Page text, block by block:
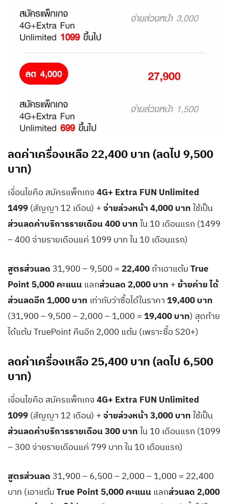
ลดค่าเครื่องเหลือ 22,400 บาท (ลดไป 9,500
บาท)
เงื่อนไขคือ สมัครแพ็กเกจ 4G+ Extra FUN Unlimited
1499 (สัญญา 12 เดือน) + จ่ายล่วงหน้า 4,000 บาท ใช้เป็น
ส่วนลดค่าบริการรายเดือน 400 บาท ใน 10 เดือนแรก (1499
– 400 จ่ายรายเดือนแค่ 1099 บาท ใน 10 เดือนแรก)
สูตรส่วนลด 31,900 – 9,500 = 22,400 ถ้าเอาแต้ม True
Point 5,000 คะแนน แลกส่วนลด 2,000 บาท + ย้ายค่าย ได้
ส่วนลดอีก 1,000 บาท เท่ากับว่าซื้อได้ในราคา 19,400 บาท
(31,900 – 9,500 – 2,000 – 1,000 = 19,400 บาท) สุดท้าย
ได้แต้ม TruePoint คืนอีก 2,000 แต้ม (เพราะซื้อ S20+)
ลดค่าเครื่องเหลือ 25,400 บาท (ลดไป 6,500
บาท)
เงื่อนไขคือ สมัครแพ็กเกจ 4G+ Extra FUN Unlimited
1099 (สัญญา 12 เดือน) + จ่ายล่วงหน้า 3,000 บาท ใช้เป็น
ส่วนลดค่าบริการรายเดือน 300 บาท ใน 10 เดือนแรก (1099
– 300 จ่ายรายเดือนแค่ 799 บาท ใน 10 เดือนแรก)
สูตรส่วนลด 31,900 – 6,500 – 2,000 – 1,000 = 22,400
บาท (เอาแต้ม True Point 5,000 คะแนน แลกส่วนลด 2,000